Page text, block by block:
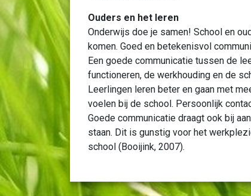
Ouders en het leren
Onderwijs doe je samen! School en
komen. Goed en betekenisvol
Een goede communicatie tussen de
functioneren, de werkhouding en de
Leerlingen leren beter en gaan met
voelen bij de school. Persoonlijk
Goede communicatie draagt ook bij
staan. Dit is gunstig voor het
school (Booijink, 2007).